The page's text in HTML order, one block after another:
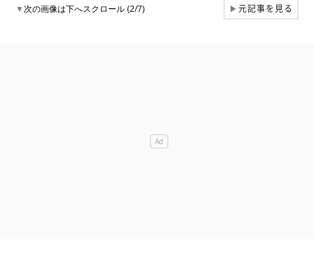
▼次の画像は下へスクロール (2/7) ▶元記事を見る